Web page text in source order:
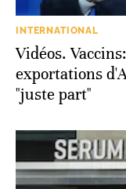
INTERNATIONAL
Vidéos.
exportations
"juste part"